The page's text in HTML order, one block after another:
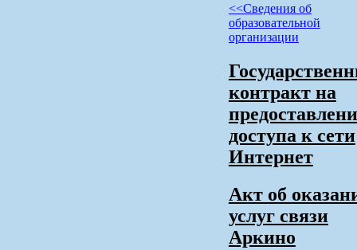
<<Сведения об
образовательной
организации
контракт на
доступа к сети
Интернет
Акт об
услуг связи
Аркино